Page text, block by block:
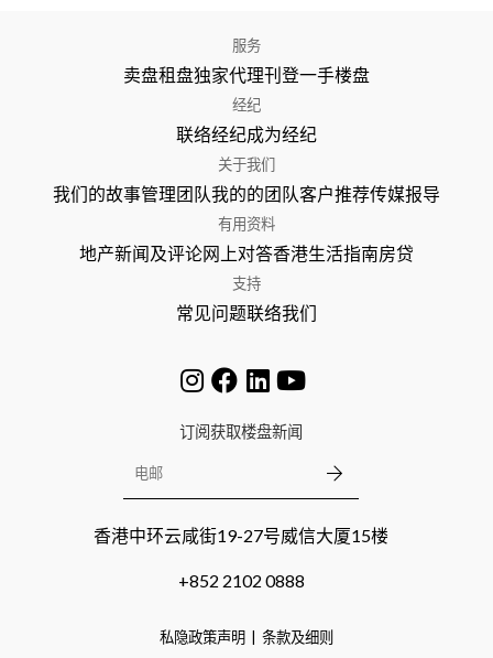
服务
卖盘租盘独家代理刊登一手楼盘
经纪
联络经纪成为经纪
关于我们
我们的故事管理团队我的的团队客户推荐传媒报导
有用资料
地产新闻及评论网上对答香港生活指南房贷
支持
常见问题联络我们
订阅获取楼盘新闻
香港中环云咸街19-27号威信大厦15楼
+852 2102 0888
私隐政策声明 条款及细则